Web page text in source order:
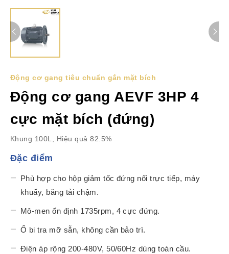
Động cơ gang tiêu chuẩn gắn mặt bích
Động cơ gang AEVF 3HP 4
cực mặt bích (đứng)
Khung 100L, Hiệu quả 82.5%
Đặc điểm
Phù hợp cho hộp giảm tốc đứng nối trực tiếp, máy
khuấy, băng tải chậm.
Mô-men ổn định 1735rpm, 4 cực đứng.
Ổ bi tra mỡ sẵn, không cần bảo trì.
Điện áp rộng 200-480V, 50/60Hz dùng toàn cầu.